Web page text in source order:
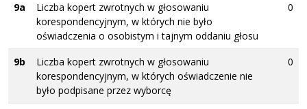
9a
Liczba kopert zwrotnych w głosowaniu
korespondencyjnym, w których nie było
oświadczenia o osobistym i tajnym oddaniu głosu
0
9b
Liczba kopert zwrotnych w głosowaniu
korespondencyjnym, w których oświadczenie nie
było podpisane przez wyborcę
0